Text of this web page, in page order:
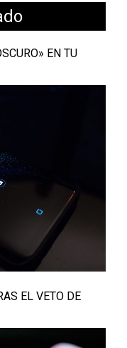
EN TU
EL VETO DE